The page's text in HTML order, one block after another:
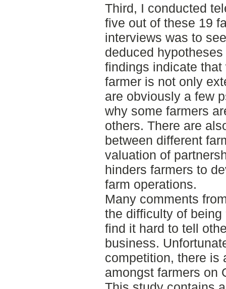
Third, I conducted
five out of these 19
interviews was to
deduced
findings indicate
farmer is not only
are obviously a few
why some farmers
others. There are
between different
valuation of
hinders farmers to
farm operations.
Many comments
the difficulty of being
find it hard to tell
business.
competition, there is
amongst farmers on